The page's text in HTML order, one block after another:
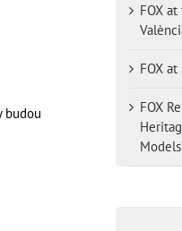
budou
FOX
FOX
FOX